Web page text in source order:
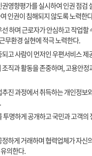
영향평가를 실시하여 인권 점검
인권이 침해되지 않도록 노력한
하며 근로자가 안심하고 작업할
무환경 실현에 적극 노력한다.
고 사람이 먼저인 우편서비스 제
직과 활동을 존중하며, 고용안정
진 과정에서 취득하는 개인정보
투명하게 공개하고 국민과 고객의
하게 거래하며 협력업체가 자신
의한다.